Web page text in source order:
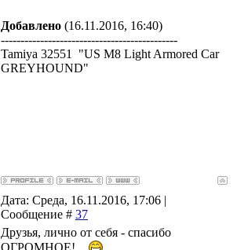
Добавлено (16.11.2016, 16:40)
---------------------------------------------
Tamiya 32551 "US M8 Light Armored Car
GREYHOUND"
Дата: Среда, 16.11.2016, 17:06 |
Сообщение # 37
Друзья, лично от себя - спасибо
ОГРОМНОЕ!